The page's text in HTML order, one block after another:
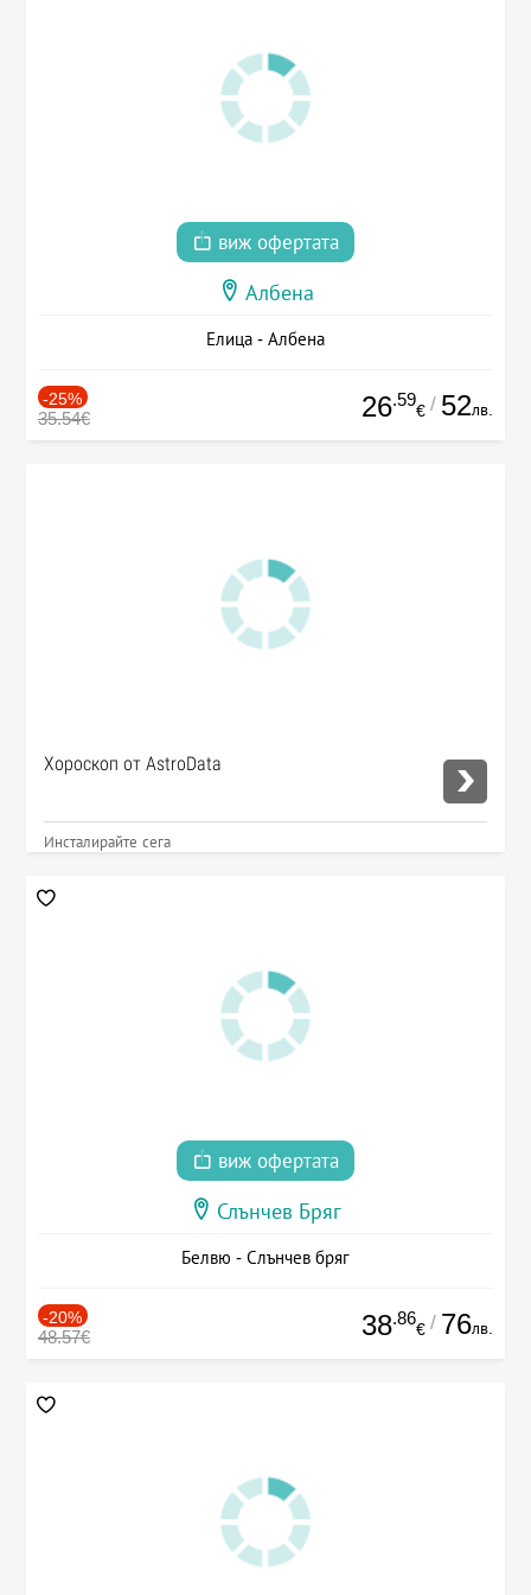
виж офертата
Албена
Елица - Албена
-25%
35.54€ 26.59
€ / 52лв.
Хороскоп от AstroData
Инсталирайте сега
виж офертата
Слънчев Бряг
Белвю - Слънчев бряг
-20%
48.57€ 38.86
€ / 76лв.